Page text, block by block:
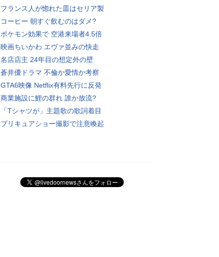
フランス人が惚れた皿はセリア製
コーヒー 朝すぐ飲むのはダメ?
ポケモン効果で 空港来場者4.5倍
映画ちいかわ エヴァ並みの快走
名店店主 24年目の想定外の壁
蒼井優ドラマ 不倫か愛情か考察
GTA6映像 Netflix有料先行に反発
商業施設に鯉の群れ 誰か放流?
「Tシャツが」主題歌の歌詞着目
プリキュアショー撮影で注意喚起